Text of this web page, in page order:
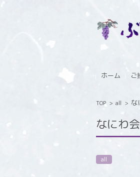
ホーム
ご
TOP > all > な
なにわ
all